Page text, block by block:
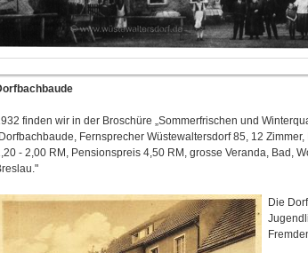
finden wir in der Broschüre „Sommerfrischen und
Fernsprecher Wüstewaltersdorf 85, 12
- 2,00 RM, Pensionspreis 4,50 RM, grosse Veranda, Bad,
Die